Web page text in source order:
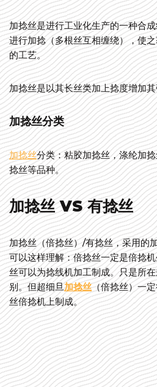
加捻丝是进行工业化生产的一种合
进行加捻（多根丝互相缠绕），使
的工艺。
加捻丝是以其长丝类加上捻度增加
加捻丝分类
加捻丝分类：粘胶加捻丝，涤纶加
捻丝等品种。
加捻丝 VS 有捻丝
加捻丝（倍捻丝）/有捻丝，采用的
可以这样理解：倍捻丝一定是倍捻
丝可以为捻线机加工制成。只是所
别。但超细旦加捻丝（倍捻丝）一
丝倍捻机上制成。